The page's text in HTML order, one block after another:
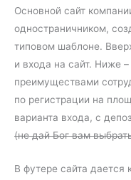
Основной сайт
одностраничником,
типовом шаблоне.
и входа на сайт. Ниже
преимуществами
по регистрации на
варианта входа, с
(не дай Бог вам
В футере сайта дается